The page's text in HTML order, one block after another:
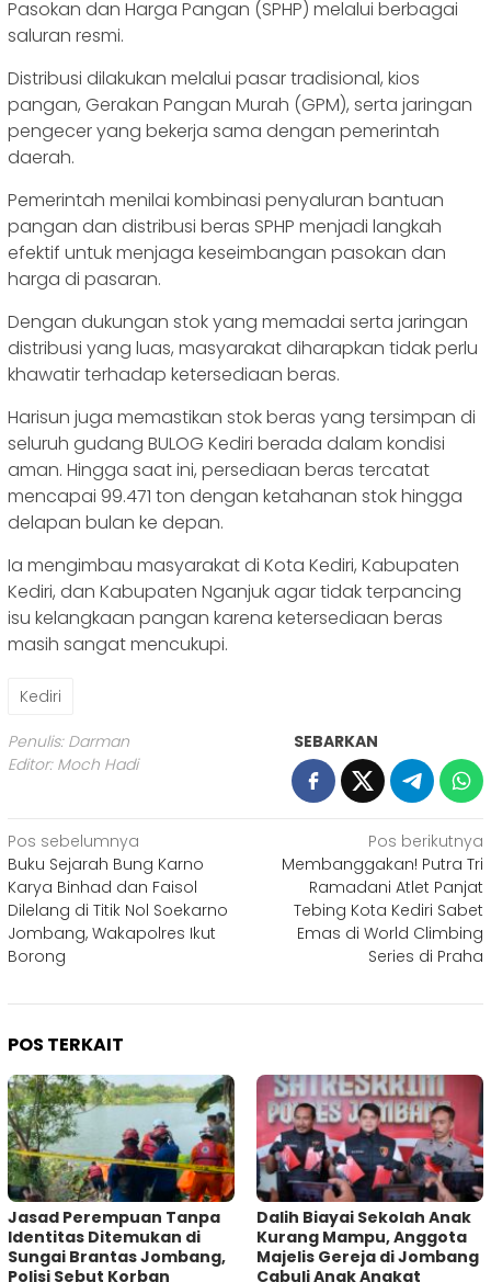
Pasokan dan Harga Pangan (SPHP) melalui berbagai
saluran resmi.
Distribusi dilakukan melalui pasar tradisional, kios
pangan, Gerakan Pangan Murah (GPM), serta jaringan
pengecer yang bekerja sama dengan pemerintah
daerah.
Pemerintah menilai kombinasi penyaluran bantuan
pangan dan distribusi beras SPHP menjadi langkah
efektif untuk menjaga keseimbangan pasokan dan
harga di pasaran.
Dengan dukungan stok yang memadai serta jaringan
distribusi yang luas, masyarakat diharapkan tidak perlu
khawatir terhadap ketersediaan beras.
Harisun juga memastikan stok beras yang tersimpan di
seluruh gudang BULOG Kediri berada dalam kondisi
aman. Hingga saat ini, persediaan beras tercatat
mencapai 99.471 ton dengan ketahanan stok hingga
delapan bulan ke depan.
Ia mengimbau masyarakat di Kota Kediri, Kabupaten
Kediri, dan Kabupaten Nganjuk agar tidak terpancing
isu kelangkaan pangan karena ketersediaan beras
masih sangat mencukupi.
Kediri
Penulis: Darman
Editor: Moch Hadi
SEBARKAN
Navigasi
pos
Pos sebelumnya
Buku Sejarah Bung Karno
Karya Binhad dan Faisol
Dilelang di Titik Nol Soekarno
Jombang, Wakapolres Ikut
Borong
Pos berikutnya
Membanggakan! Putra Tri
Ramadani Atlet Panjat
Tebing Kota Kediri Sabet
Emas di World Climbing
Series di Praha
POS TERKAIT
Jasad Perempuan Tanpa
Identitas Ditemukan di
Sungai Brantas Jombang,
Polisi Sebut Korban
Dalih Biayai Sekolah Anak
Kurang Mampu, Anggota
Majelis Gereja di Jombang
Cabuli Anak Angkat